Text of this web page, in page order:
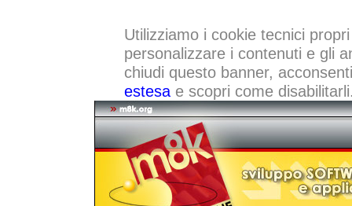
Utilizziamo i cookie tecnici
personalizzare i contenuti e gli
chiudi questo banner,
estesae scopri come